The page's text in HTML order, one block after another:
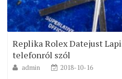
Replika Rolex Datejust
telefonról szól
admin
2018-10-16